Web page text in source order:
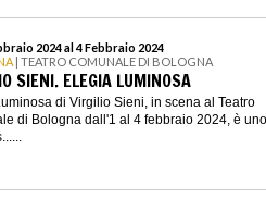
2024 al 4 Febbraio 2024
| TEATRO COMUNALE DI BOLOGNA
SIENI. ELEGIA LUMINOSA
di Virgilio Sieni, in scena al Teatro
di Bologna dall'1 al 4 febbraio 2024, è